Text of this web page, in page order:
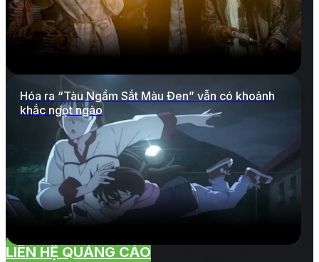
Hóa ra “Tàu Ngầm Sắt Màu Đen” vẫn có khoảnh
khắc ngọt ngào
LIÊN HỆ QUẢNG CÁO